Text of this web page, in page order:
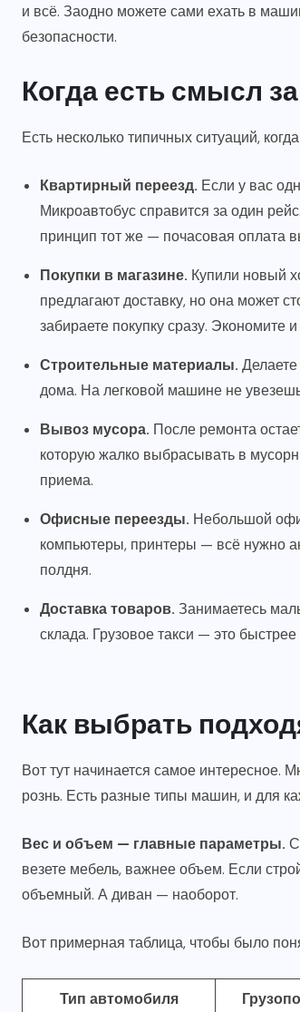
и всё. Заодно можете сами ехать в
безопасности.
Когда есть смысл
Есть несколько типичных ситуаций,
Квартирный переезд. Если у вас
Микроавтобус справится за один
принцип тот же — почасовая оплата
Покупки в магазине. Купили новый
предлагают доставку, но она может
забираете покупку сразу. Экономите
Строительные материалы.
дома. На легковой машине не
Вывоз мусора. После ремонта
которую жалко выбрасывать в
приема.
Офисные переезды. Небольшой
компьютеры, принтеры — всё нужно
полдня.
Доставка товаров. Занимаетесь
склада. Грузовое такси — это
Как выбрать
Вот тут начинается самое интересное.
рознь. Есть разные типы машин, и для
Вес и объем — главные параметры.
везете мебель, важнее объем. Если
объемный. А диван — наоборот.
Вот примерная таблица, чтобы было
Тип автомобиля